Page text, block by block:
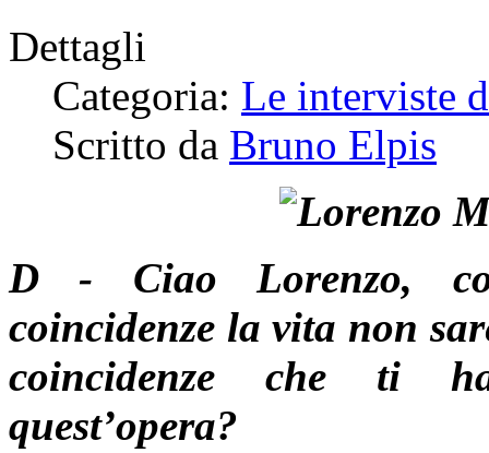
Dettagli
Categoria: Le interviste
Scritto da Bruno Elpis
D - Ciao Lorenzo,
coincidenze la vita non
coincidenze che ti
quest’opera?